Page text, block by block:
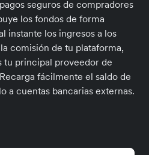
seguros de compradores
los fondos de forma
instante los ingresos a los
comisión de tu plataforma,
tu principal proveedor de
fácilmente el saldo de
a cuentas bancarias externas.